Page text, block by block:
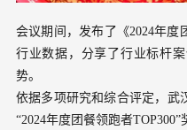
会议期间，发布了《2024年度
行业数据，分享了行业标杆
势。
依据多项研究和综合评定，武
“2024年度团餐领跑者TOP300”